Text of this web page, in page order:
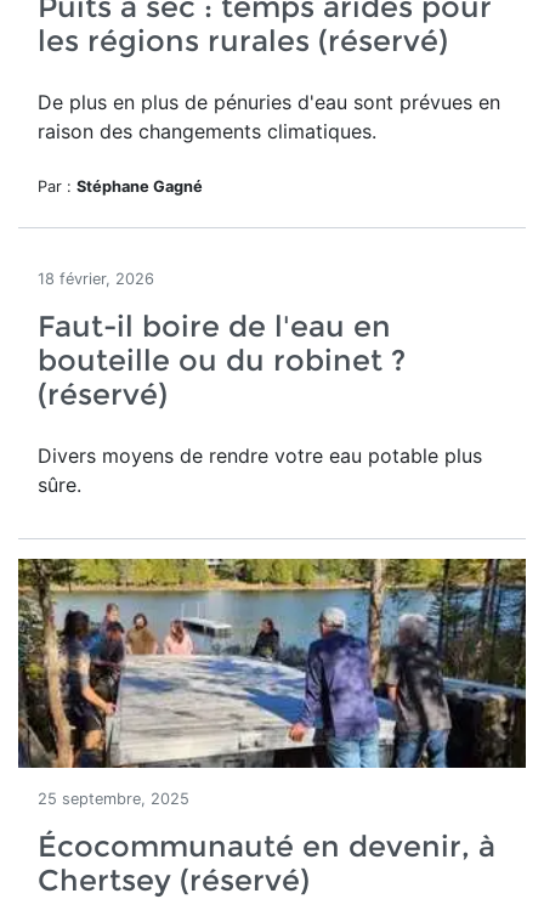
les régions rurales (réservé)
De plus en plus de pénuries d'eau sont prévues en
raison des changements climatiques.
Par : Stéphane Gagné
18 février, 2026
Faut-il boire de l'eau en
bouteille ou du robinet ?
(réservé)
Divers moyens de rendre votre eau potable plus
sûre.
25 septembre, 2025
Écocommunauté en devenir, à
Chertsey (réservé)